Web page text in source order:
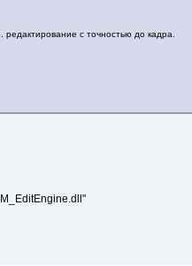
с точностью до кадра.